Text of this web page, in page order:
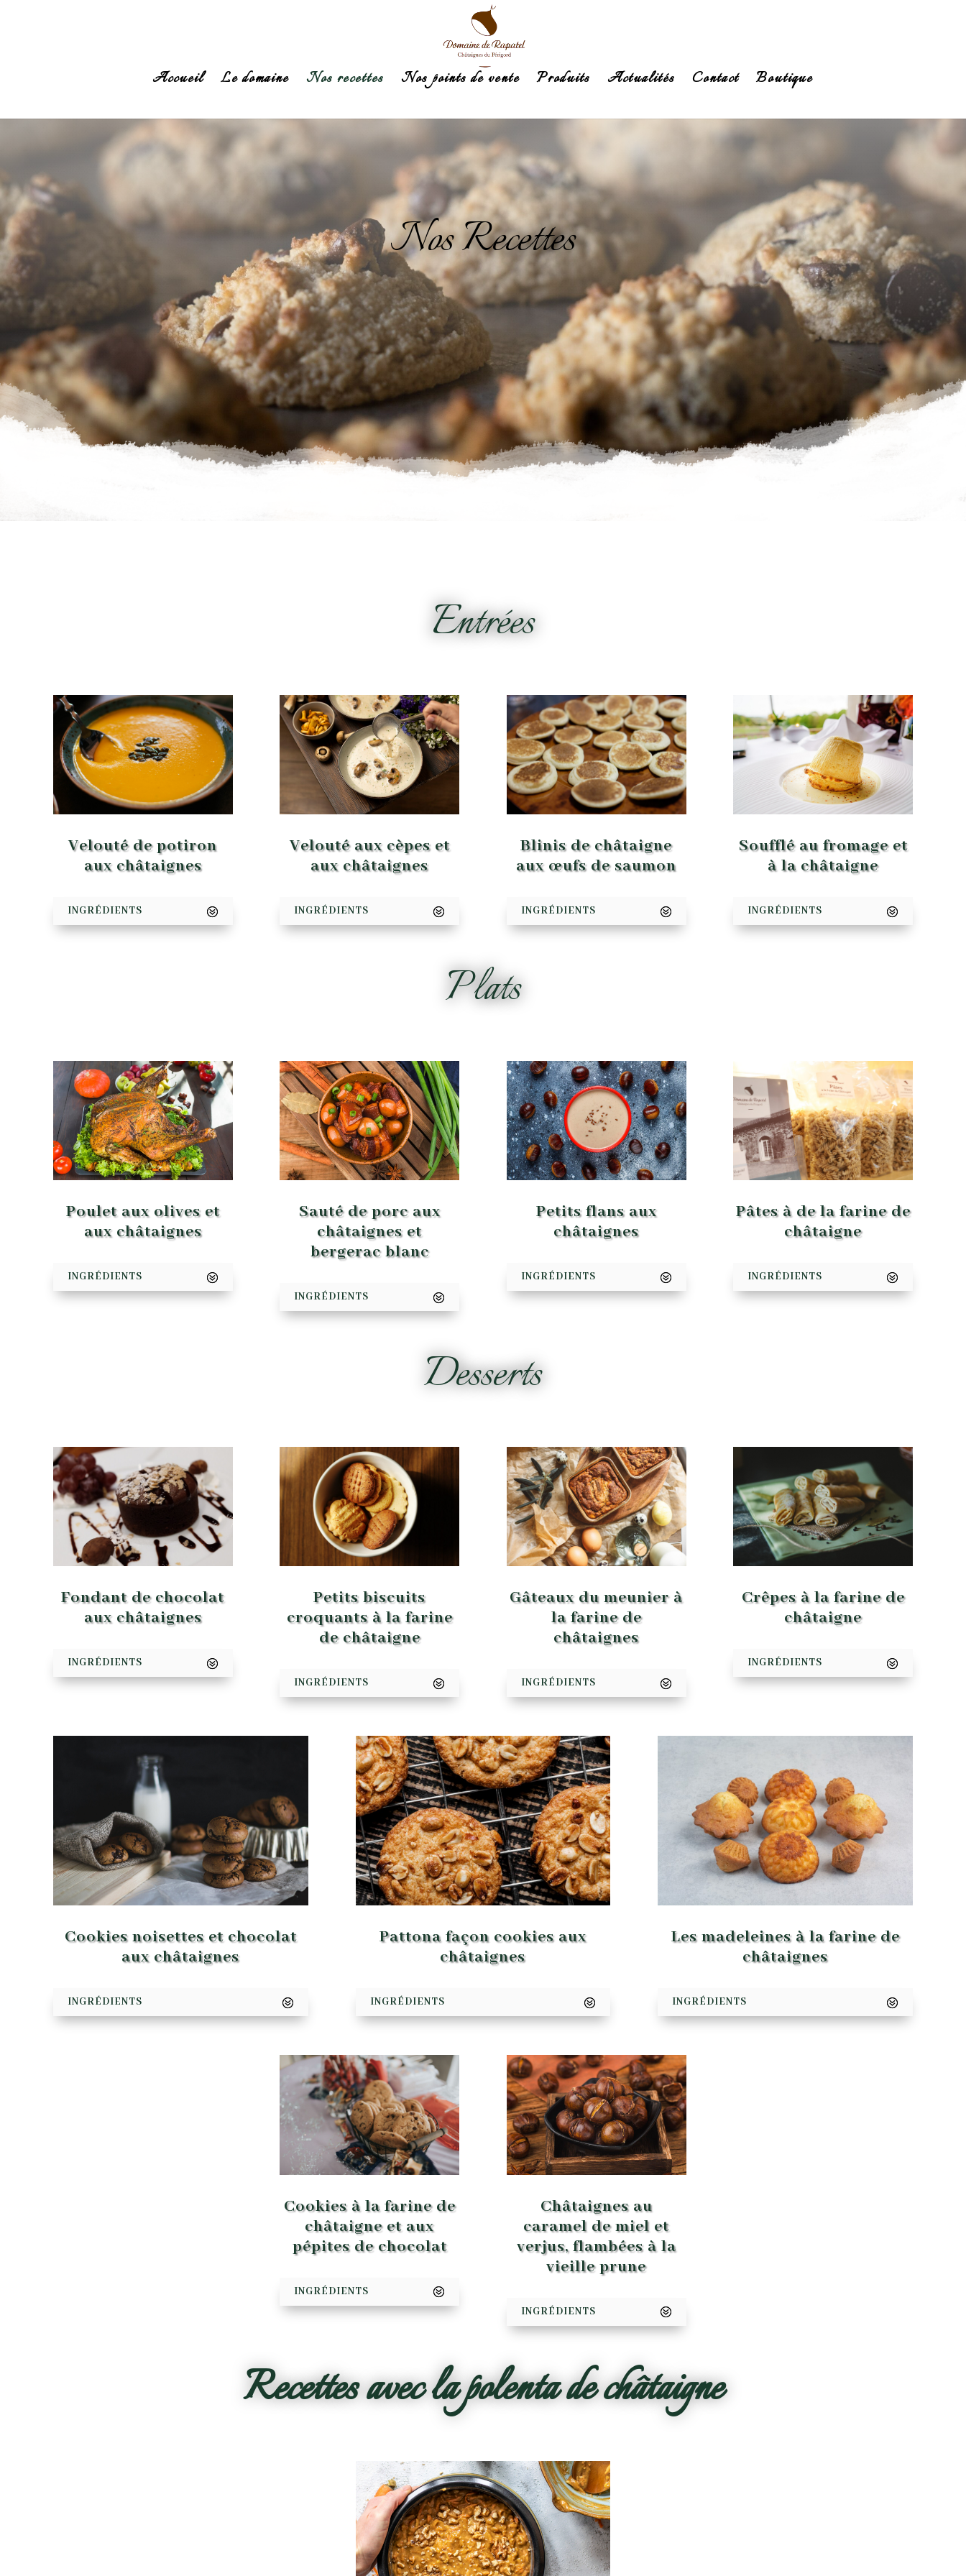
Accueil Le domaine Nos recettes Nos points de vente Produits Actualités Contact Boutique
Nos Recettes
Entrées
Velouté de potiron
aux châtaignes
INGRÉDIENTS
Velouté aux cèpes et
aux châtaignes
INGRÉDIENTS
Blinis de châtaigne
aux œufs de saumon
INGRÉDIENTS
Soufflé au fromage et
à la châtaigne
INGRÉDIENTS
Plats
Poulet aux olives et
aux châtaignes
INGRÉDIENTS
Sauté de porc aux
châtaignes et
bergerac blanc
INGRÉDIENTS
Petits flans aux
châtaignes
INGRÉDIENTS
Pâtes à de la farine de
châtaigne
INGRÉDIENTS
Desserts
Fondant de chocolat
aux châtaignes
INGRÉDIENTS
Petits biscuits
croquants à la farine
de châtaigne
INGRÉDIENTS
Gâteaux du meunier à
la farine de
châtaignes
INGRÉDIENTS
Crêpes à la farine de
châtaigne
INGRÉDIENTS
Cookies noisettes et chocolat
aux châtaignes
INGRÉDIENTS
Pattona façon cookies aux
châtaignes
INGRÉDIENTS
Les madeleines à la farine de
châtaignes
INGRÉDIENTS
Cookies à la farine de
châtaigne et aux
pépites de chocolat
INGRÉDIENTS
Châtaignes au
caramel de miel et
verjus, flambées à la
vieille prune
INGRÉDIENTS
Recettes avec la polenta de châtaigne